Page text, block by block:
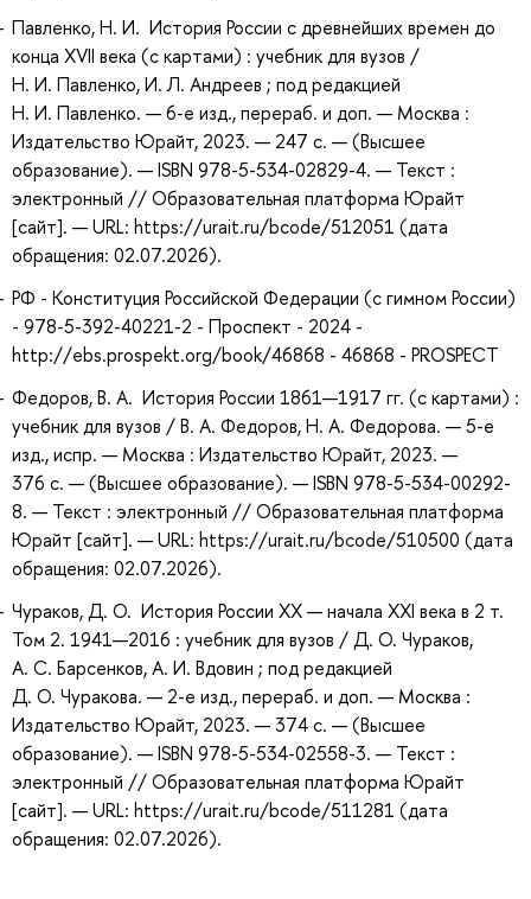
Павленко, Н. И. История России с древнейших времен до
конца XVII века (с картами) : учебник для вузов /
Н. И. Павленко, И. Л. Андреев ; под редакцией
Н. И. Павленко. — 6-е изд., перераб. и доп. — Москва :
Издательство Юрайт, 2023. — 247 с. — (Высшее
образование). — ISBN 978-5-534-02829-4. — Текст :
электронный // Образовательная платформа Юрайт
[сайт]. — URL: https://urait.ru/bcode/512051 (дата
обращения: 02.07.2026).
РФ - Конституция Российской Федерации (с гимном России)
- 978-5-392-40221-2 - Проспект - 2024 -
http://ebs.prospekt.org/book/46868 - 46868 - PROSPECT
Федоров, В. А. История России 1861—1917 гг. (с картами) :
учебник для вузов / В. А. Федоров, Н. А. Федорова. — 5-е
изд., испр. — Москва : Издательство Юрайт, 2023. —
376 с. — (Высшее образование). — ISBN 978-5-534-00292-
8. — Текст : электронный // Образовательная платформа
Юрайт [сайт]. — URL: https://urait.ru/bcode/510500 (дата
обращения: 02.07.2026).
Чураков, Д. О. История России XX — начала XXI века в 2 т.
Том 2. 1941—2016 : учебник для вузов / Д. О. Чураков,
А. С. Барсенков, А. И. Вдовин ; под редакцией
Д. О. Чуракова. — 2-е изд., перераб. и доп. — Москва :
Издательство Юрайт, 2023. — 374 с. — (Высшее
образование). — ISBN 978-5-534-02558-3. — Текст :
электронный // Образовательная платформа Юрайт
[сайт]. — URL: https://urait.ru/bcode/511281 (дата
обращения: 02.07.2026).